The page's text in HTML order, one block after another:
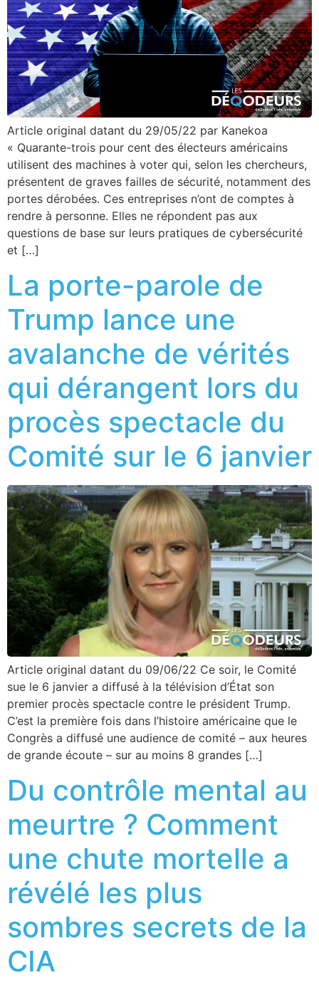
Article original datant du 29/05/22 par Kanekoa
« Quarante-trois pour cent des électeurs américains
utilisent des machines à voter qui, selon les chercheurs,
présentent de graves failles de sécurité, notamment des
portes dérobées. Ces entreprises n’ont de comptes à
rendre à personne. Elles ne répondent pas aux
questions de base sur leurs pratiques de cybersécurité
et […]
La porte-parole de
Trump lance une
avalanche de vérités
qui dérangent lors du
procès spectacle du
Comité sur le 6 janvier
Article original datant du 09/06/22 Ce soir, le Comité
sue le 6 janvier a diffusé à la télévision d’État son
premier procès spectacle contre le président Trump.
C’est la première fois dans l’histoire américaine que le
Congrès a diffusé une audience de comité – aux heures
de grande écoute – sur au moins 8 grandes […]
Du contrôle mental au
meurtre ? Comment
une chute mortelle a
révélé les plus
sombres secrets de la
CIA